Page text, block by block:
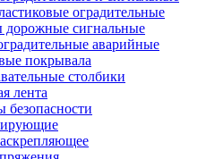
оградительные
дорожные сигнальные
аварийные
покрывала
столбики
лента
безопасности